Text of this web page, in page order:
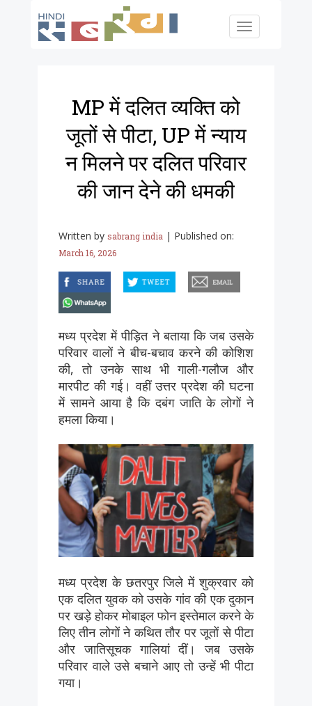
Toggle
MP में दलित व्यक्ति को
जूतों से पीटा, UP में न्याय
न मिलने पर दलित परिवार
की जान देने की धमकी
Written by sabrang india | Published on:
March 16, 2026
मध्य प्रदेश में पीड़ित ने बताया कि जब उसके
परिवार वालों ने बीच-बचाव करने की कोशिश
की, तो उनके साथ भी गाली-गलौज और
मारपीट की गई। वहीं उत्तर प्रदेश की घटना
में सामने आया है कि दबंग जाति के लोगों ने
हमला किया।
मध्य प्रदेश के छतरपुर जिले में शुक्रवार को
एक दलित युवक को उसके गांव की एक दुकान
पर खड़े होकर मोबाइल फोन इस्तेमाल करने के
लिए तीन लोगों ने कथित तौर पर जूतों से पीटा
और जातिसूचक गालियां दीं। जब उसके
परिवार वाले उसे बचाने आए तो उन्हें भी पीटा
गया।